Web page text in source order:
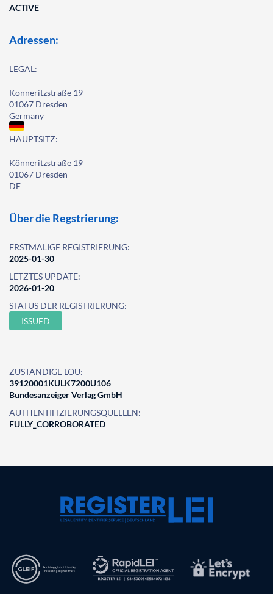
ACTIVE
Adressen:
LEGAL:
Könneritzstraße 19
01067 Dresden
Germany
HAUPTSITZ:
Könneritzstraße 19
01067 Dresden
DE
Über die Regstrierung:
ERSTMALIGE REGISTRIERUNG:
2025-01-30
LETZTES UPDATE:
2026-01-20
STATUS DER REGISTRIERUNG:
ISSUED
ZUSTÄNDIGE LOU:
39120001KULK7200U106
Bundesanzeiger Verlag GmbH
AUTHENTIFIZIERUNGSQUELLEN:
FULLY_CORROBORATED